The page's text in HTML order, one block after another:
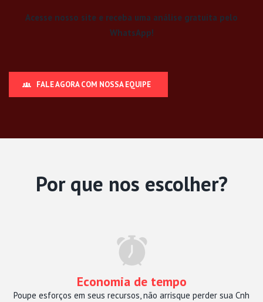
Acesse nosso site e receba uma análise gratuita pelo
WhatsApp!
FALE AGORA COM NOSSA EQUIPE
Por que nos escolher?
Economia de tempo
Poupe esforços em seus recursos, não arrisque perder sua Cnh